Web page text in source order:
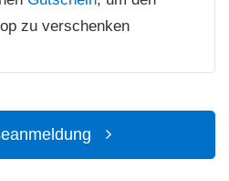
zu verschenken